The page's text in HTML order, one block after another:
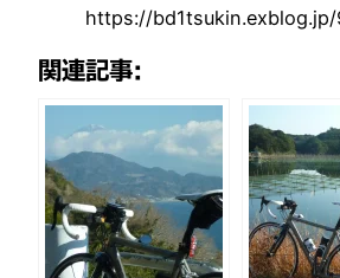
https://
関連記事: